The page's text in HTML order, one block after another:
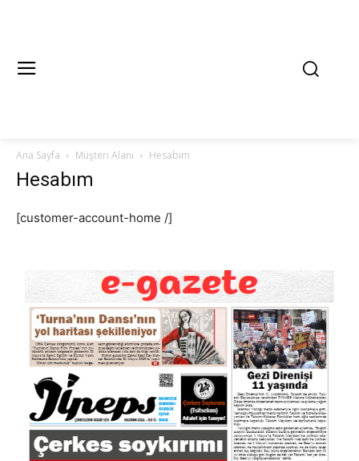
Ana Sayfa Müşteri Alanı Hesabım
Hesabım
[customer-account-home /]